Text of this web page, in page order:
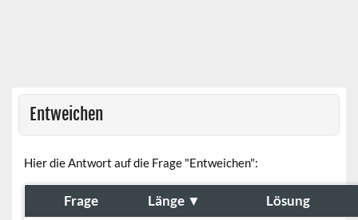
Entweichen
Hier die Antwort auf die Frage "Entweichen":
Frage Länge ▼ Lösung